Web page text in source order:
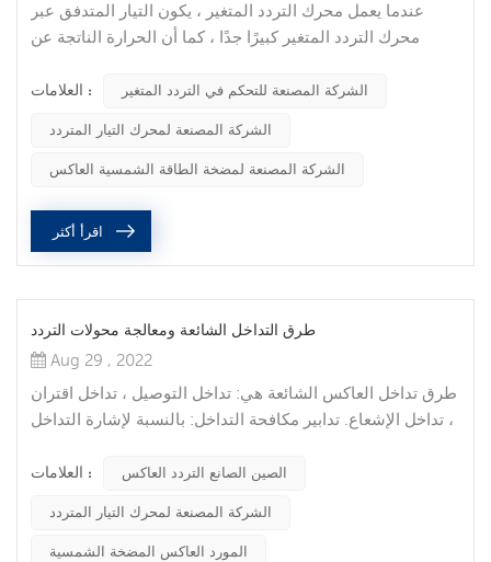
عندما يعمل محرك التردد المتغير ، يكون التيار المتدفق عبر
محرك التردد المتغير كبيرًا جدًا ، كما أن الحرارة الناتجة عن
الرئيسيين والحلول لتسخين محرك التردد المتغير للآلة الخاصة:
المحرك لفترة طويلة ، فلا يستبعد أن أداء العزل ليس جيدًا ، أو
المحمل عالق ، مما قد يولد تيارًا كبيرًا ويولد ح...
العلامات : الشركة المصنعة للتحكم في التردد المتغير
الشركة المصنعة لمحرك التيار المتردد
الشركة المصنعة لمضخة الطاقة الشمسية العاكس
اقرأ أكثر
طرق التداخل الشائعة ومعالجة محولات التردد
Aug 29 , 2022
طرق تداخل العاكس الشائعة هي: تداخل التوصيل ، تداخل اقتران
، تداخل الإشعاع. تدابير مكافحة التداخل: بالنسبة لإشارة التداخل
طريق توصيل مصدر الإشعاع وحمايته والخط المراد تداخله.
بشكل أساسي عن طريق إضافة مرشحات أو مفاعلات أو حلقات
مغناطيسية على جانبي الإدخال والإخراج للعاكس. الطرق
العلامات : الصين الصانع التردد العاكس
الشركة المصنعة لمحرك التيار المتردد
المورد العاكس المضخة الشمسية